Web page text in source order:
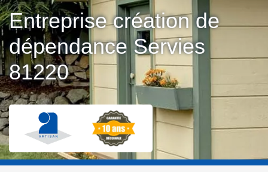
Entreprise création de
dépendance Servies
81220